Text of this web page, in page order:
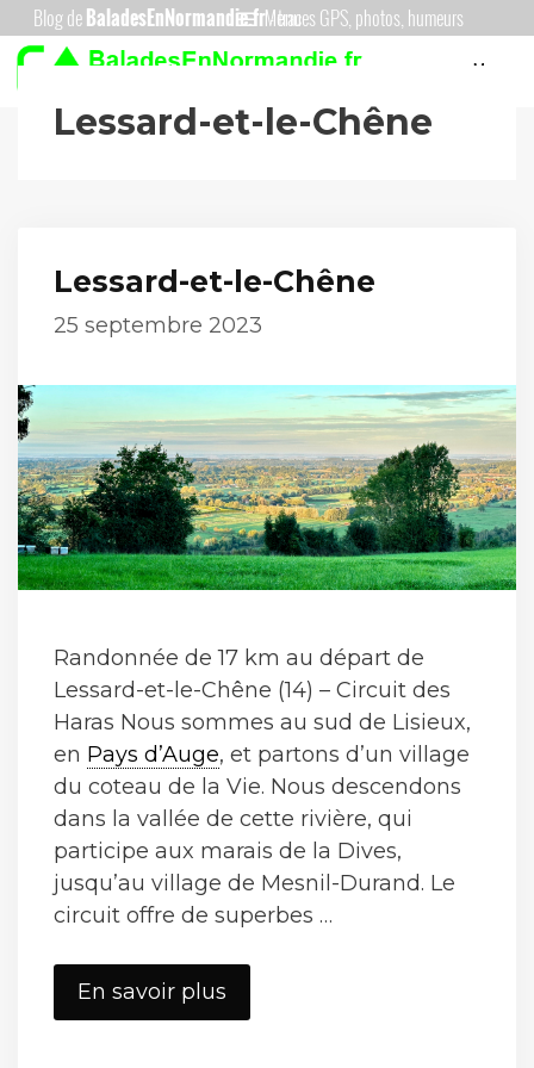
Aller
au
Menu
Menu
Lessard-et-le-Chêne
Lessard-et-le-Chêne
25 septembre 2023
Randonnée de 17 km au départ de
Lessard-et-le-Chêne (14) – Circuit des
Haras Nous sommes au sud de Lisieux,
en Pays d’Auge, et partons d’un village
du coteau de la Vie. Nous descendons
dans la vallée de cette rivière, qui
participe aux marais de la Dives,
jusqu’au village de Mesnil-Durand. Le
circuit offre de superbes …
En savoir plus
et-